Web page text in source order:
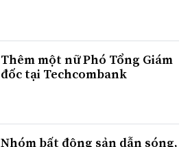
Thêm một nữ Phó Tổng Giám
đốc tại Techcombank
Nhóm bất động sản dẫn sóng,